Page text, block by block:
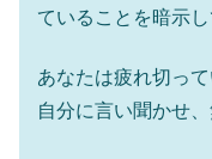
ていることを暗示し
あなたは疲れ切っ
自分に言い聞かせ